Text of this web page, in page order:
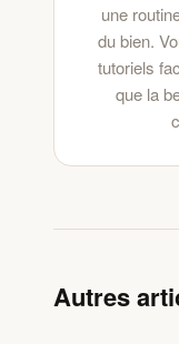
une
du bien.
tutoriels
que la
Autres